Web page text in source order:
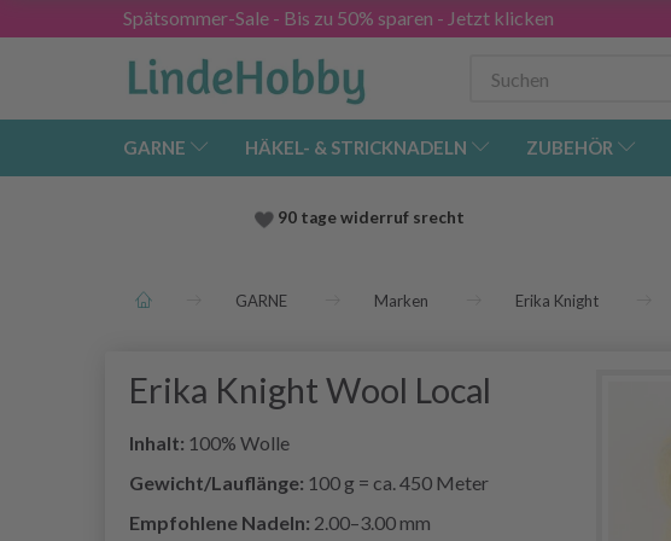
Spätsommer-Sale - Bis zu 50% sparen - Jetzt klicken
GARNE HÄKEL- & STRICKNADELN ZUBEHÖR
90 tage widerruf srecht
GARNE Marken Erika Knight
Erika Knight Wool Local
Inhalt: 100% Wolle
Gewicht/Lauflänge: 100 g = ca. 450 Meter
Empfohlene Nadeln: 2.00–3.00 mm